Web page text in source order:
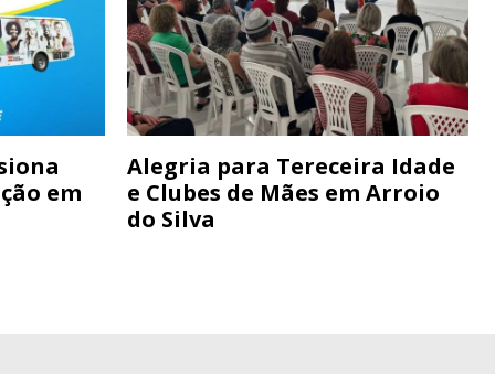
em
Alegria para Tereceira Idade
e Clubes de Mães em Arroio
do Silva